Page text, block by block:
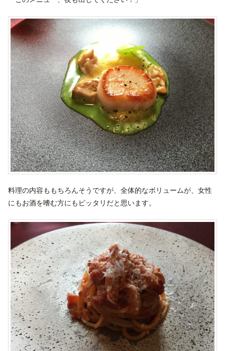
料理の内容ももちろんそうですが、全体的なボリュームが、女性
にもお酒を嗜む方にもピッタリだと思います。